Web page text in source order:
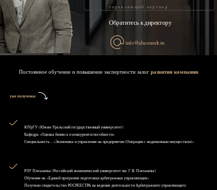
управляющий партнер
Обратитесь к директору
info@alsconsult.ru
Постоянное обучение и повышение экспертности залог развития компании
уже получены
ЮУрГУ (Южно-Уральский государственный университет)
Кафедра «Оценка бизнеса и конкурентоспособности»
Специальность - «Экономика и управление на предприятии (Операции с недвижимым имуществом)»
РЭУ Плеханова (Российский экономический университет им. Г.В. Плеханова)
Обучение на «Единой программе подготовки арбитражных управляющих»
Получено свидетельство РОСРЕЕСТРА на ведение деятельности Арбитражного управляющего